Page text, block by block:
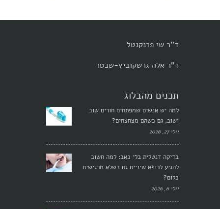
ד''ר שי פרנקנטל
ד"ר אלה גרשקוביץ-שכטר
תכנים מהבלוג
למה יש אנשים שמפתחים חורים שוב
ושוב, גם כשהם מצחצחים?
יולי 27, 2026
בדיקה דנטלית בלי כאב: למה חשוב
להגיע לרופא שיניים גם כשלא מרגישים
כלום?
יולי 6, 2026